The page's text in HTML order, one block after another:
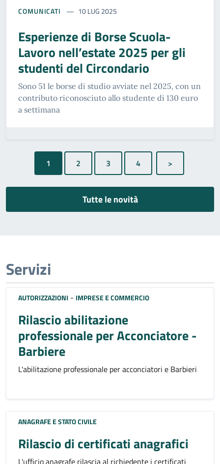
COMUNICATI 10 LUG 2025
Esperienze di Borse Scuola-
Lavoro nell’estate 2025 per gli
studenti del Circondario
Sono 51 le borse di studio avviate nel 2025, con un
contributo riconosciuto allo studente di 130 euro
a settimana
1
Tutte le novità
Servizi
AUTORIZZAZIONI - IMPRESE E COMMERCIO
Rilascio abilitazione
professionale per Acconciatore -
Barbiere
L'abilitazione professionale per acconciatori e Barbieri
ANAGRAFE E STATO CIVILE
Rilascio di certificati anagrafici
L'ufficio anagrafe rilascia al richiedente i certificati